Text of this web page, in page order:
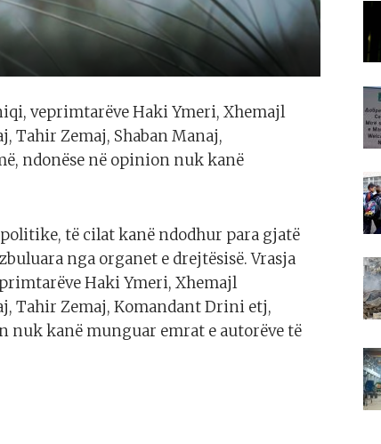
veprimtarëve Haki Ymeri, Xhemajl
Tahir Zemaj, Shaban Manaj,
ndonëse në opinion nuk kanë
të cilat kanë ndodhur para gjatë
nga organet e drejtësisë. Vrasja
Haki Ymeri, Xhemajl
Tahir Zemaj, Komandant Drini etj,
nuk kanë munguar emrat e autorëve të